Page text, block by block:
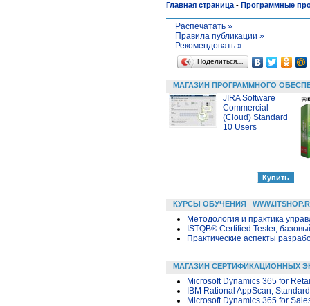
Главная страница - Программные
Распечатать »
Правила публикации »
Рекомендовать »
Поделиться…
МАГАЗИН ПРОГРАММНОГО
JIRA Software
Commercial
(Cloud) Standard
10 Users
КУРСЫ ОБУЧЕНИЯ
Методология и практика
ISTQB® Certified Tester,
Практические аспекты
МАГАЗИН СЕРТИФИКАЦИОННЫХ
Microsoft Dynamics 365 for
IBM Rational AppScan,
Microsoft Dynamics 365 for